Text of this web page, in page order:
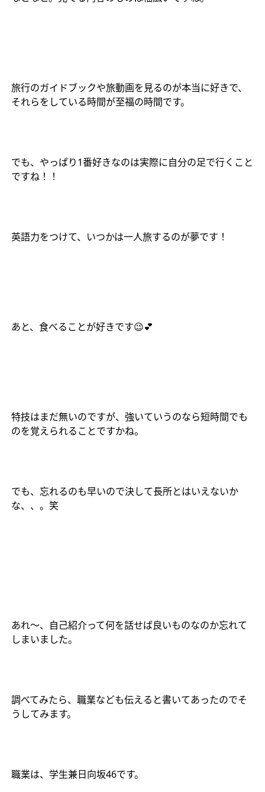
旅行のガイドブックや旅動画を見るのが本当に好きで、
それらをしている時間が至福の時間です。
でも、やっぱり1番好きなのは実際に自分の足で行くこと
ですね！！
英語力をつけて、いつかは一人旅するのが夢です！
あと、食べることが好きです😉💕
特技はまだ無いのですが、強いていうのなら短時間でも
のを覚えられることですかね。
でも、忘れるのも早いので決して長所とはいえないか
な、、。笑
あれ〜、自己紹介って何を話せば良いものなのか忘れて
しまいました。
調べてみたら、職業なども伝えると書いてあったのでそ
うしてみます。
職業は、学生兼日向坂46です。